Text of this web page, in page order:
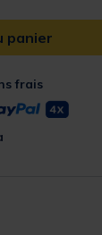
panier
frais